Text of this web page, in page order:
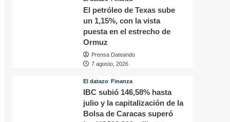
El petróleo de Texas sube
un 1,15%, con la vista
puesta en el estrecho de
Ormuz
Prensa Dateando
7 agosto, 2026
El datazo Finanza
IBC subió 146,58% hasta
julio y la capitalización de la
Bolsa de Caracas superó